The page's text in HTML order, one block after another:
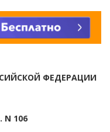
ФЕДЕРАЦИИ
N 106